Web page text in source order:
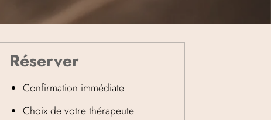
Réserver
Confirmation immédiate
Choix de votre thérapeute